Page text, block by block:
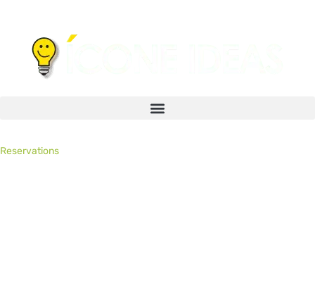
Reservations